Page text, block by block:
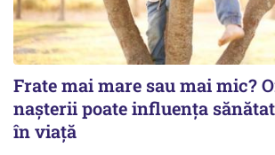
Frate mai mare sau mai mic?
nașterii poate influența
în viață